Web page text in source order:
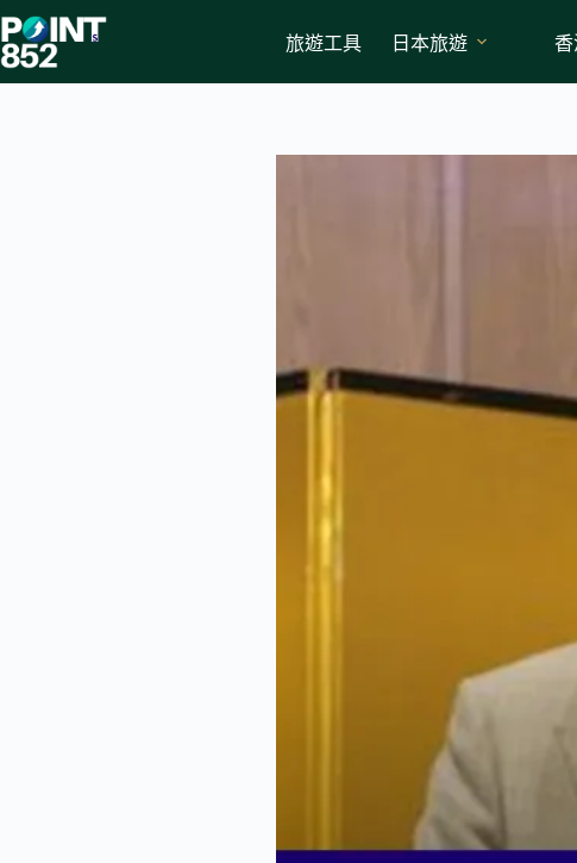
to
content
旅遊工具 日本旅遊 香